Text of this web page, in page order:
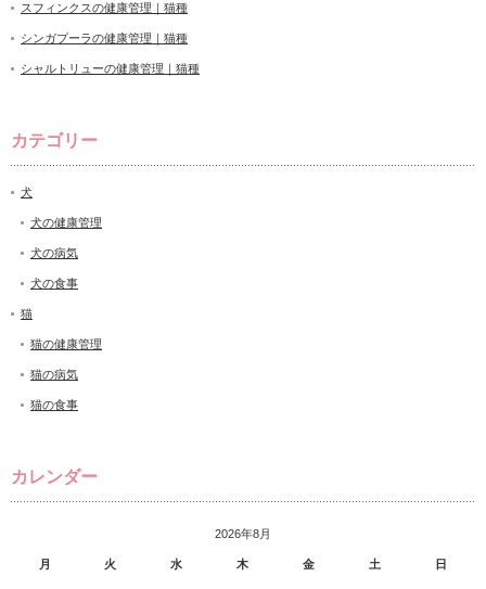
スフィンクスの健康管理｜猫種
シンガプーラの健康管理｜猫種
シャルトリューの健康管理｜猫種
カテゴリー
犬
犬の健康管理
犬の病気
犬の食事
猫
猫の健康管理
猫の病気
猫の食事
カレンダー
2026年8月
月 火 水 木 金 土 日